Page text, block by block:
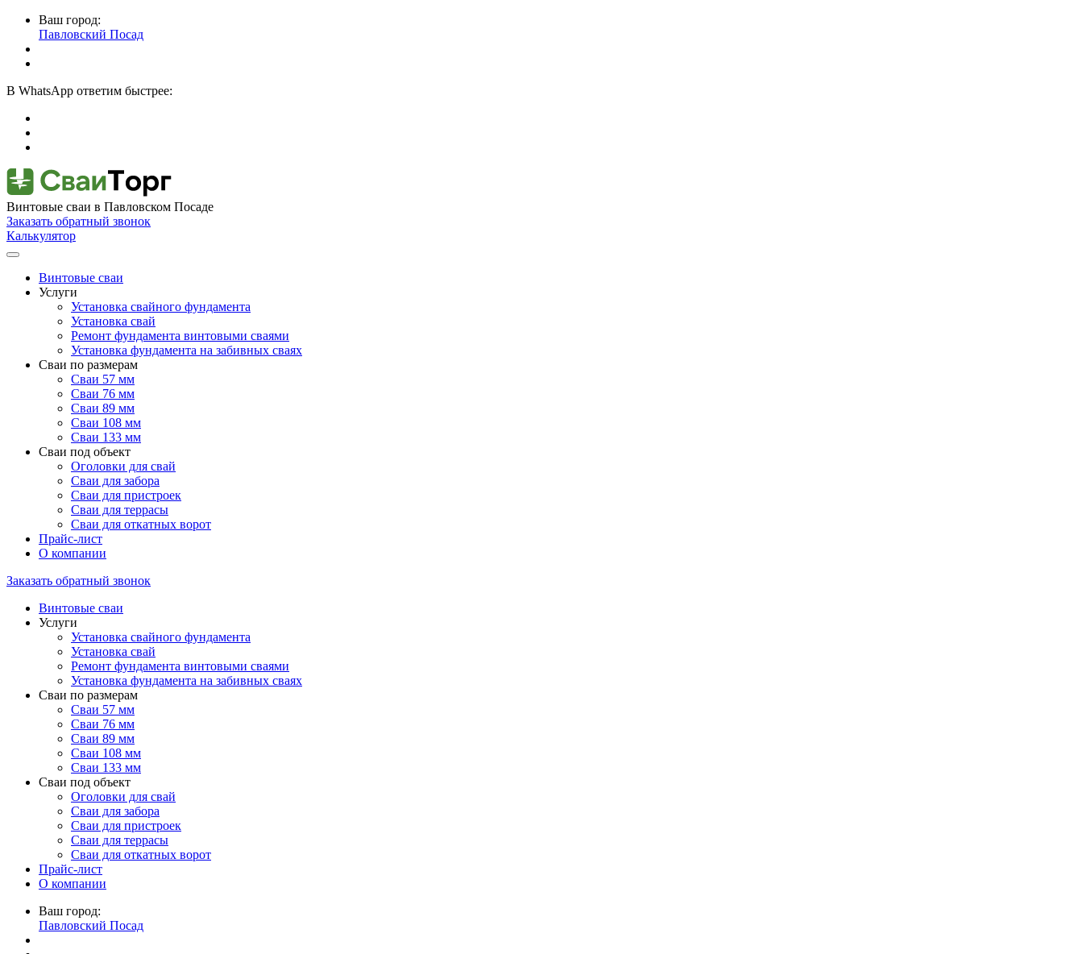
Ваш город:
Павловский Посад
В WhatsApp ответим быстрее:
Винтовые сваи в Павловском Посаде
Заказать обратный звонок
Калькулятор
Винтовые сваи
Услуги
Установка свайного фундамента
Установка свай
Ремонт фундамента винтовыми сваями
Установка фундамента на забивных сваях
Сваи по размерам
Сваи 57 мм
Сваи 76 мм
Сваи 89 мм
Сваи 108 мм
Сваи 133 мм
Сваи под объект
Оголовки для свай
Сваи для забора
Сваи для пристроек
Сваи для террасы
Сваи для откатных ворот
Прайс-лист
О компании
Заказать обратный звонок
Винтовые сваи
Услуги
Установка свайного фундамента
Установка свай
Ремонт фундамента винтовыми сваями
Установка фундамента на забивных сваях
Сваи по размерам
Сваи 57 мм
Сваи 76 мм
Сваи 89 мм
Сваи 108 мм
Сваи 133 мм
Сваи под объект
Оголовки для свай
Сваи для забора
Сваи для пристроек
Сваи для террасы
Сваи для откатных ворот
Прайс-лист
О компании
Ваш город:
Павловский Посад